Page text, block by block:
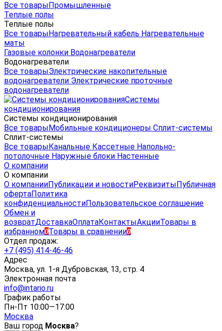
Все товарыПромышленные
Теплые полы
Теплые полы
Все товарыНагревательный кабель Нагревательные
маты
Газовые колонки Водонагреватели
Водонагреватели
Все товарыЭлектрические накопительные
водонагреватели Электрические проточные
водонагреватели
Системы
кондиционирования
Системы кондиционирования
Все товарыМобильные кондиционеры Сплит-системы
Сплит-системы
Все товарыКанальные Кассетные Напольно-
потолочные Наружные блоки Настенные
О компании
О компании
О компанииПубликации и новостиРеквизитыПубличная
офертаПолитика
конфиденциальностиПользовательское соглашение
Обмен и
возвратДоставкаОплатаКонтактыАкцииТовары в
избранном0Товары в сравнении0
Отдел продаж:
+7 (495) 414-46-46
Адрес
Москва, ул. 1-я Дубровская, 13, стр. 4
Электронная почта
info@intario.ru
График работы
Пн-Пт 10:00—17:00
Москва
Ваш город Москва?